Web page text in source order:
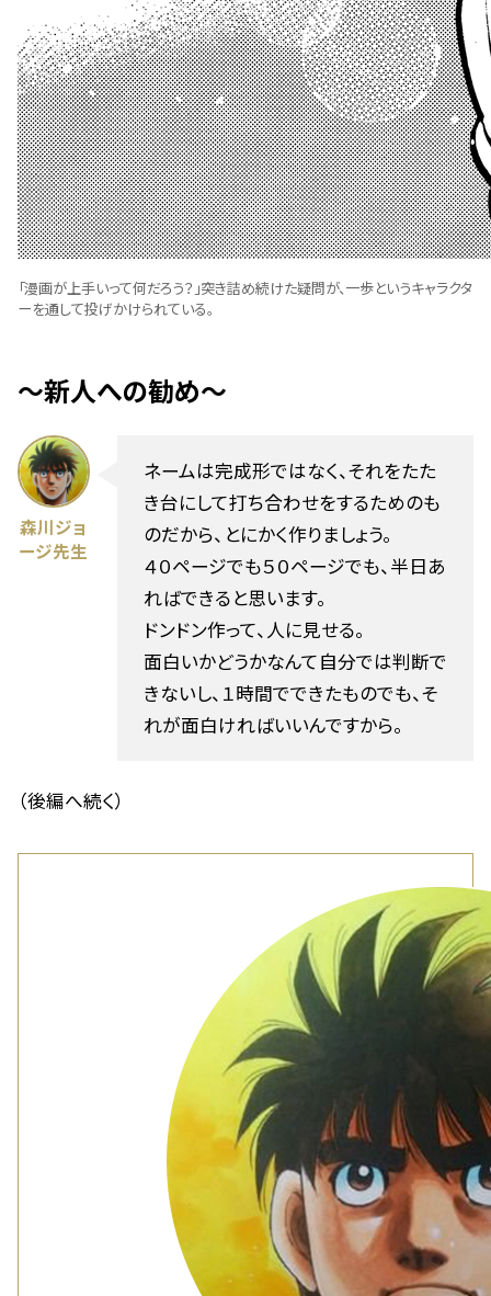
「漫画が上手いって何だろう？」突き詰め続けた疑問が、一歩というキャラクタ
ーを通して投げかけられている。
〜新人への勧め〜
森川ジョ
ージ先生
ネームは完成形ではなく、それをたた
き台にして打ち合わせをするためのも
のだから、とにかく作りましょう。
４０ページでも５０ページでも、半日あ
ればできると思います。
ドンドン作って、人に見せる。
面白いかどうかなんて自分では判断で
きないし、１時間でできたものでも、そ
れが面白ければいいんですから。
（後編へ続く）